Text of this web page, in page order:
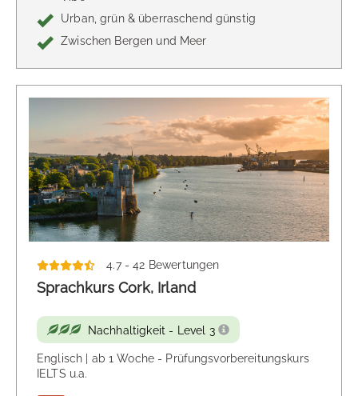
Urban, grün & überraschend günstig
Zwischen Bergen und Meer
4.7 - 42 Bewertungen
Sprachkurs Cork, Irland
Nachhaltigkeit - Level 3
Englisch | ab 1 Woche - Prüfungsvorbereitungskurs
IELTS u.a.